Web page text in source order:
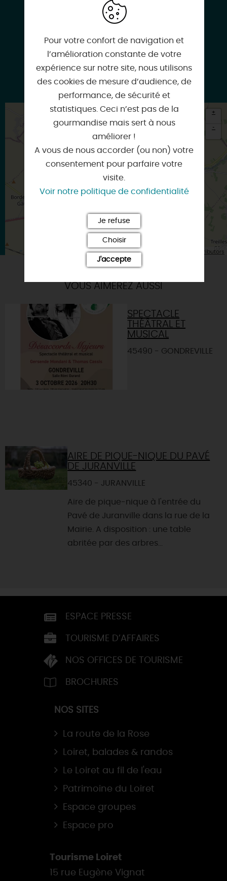
Facebook
Itinéraire vers
SCEAUX-DU-GÂTINAIS
+
-
Leaflet| Map data © OpenStreetMap contributors
VOUS AIMEREZ AUSSI
SPECTACLE
THÉÂTRAL ET
MUSICAL
45490 - GONDREVILLE
AIRE DE PIQUE-NIQUE DU PAVÉ
DE JURANVILLE
45340 - JURANVILLE
Aire de pique-nique à l'entrée du
Pavé de Juranville dans la rue de la
Mairie. A disposition : une table
abritée par des arbres...
ESPACE PRESSE
TOURISME D’AFFAIRES
NOS OFFICES DE TOURISME
BROCHURES
NOS SITES
La route de la Rose
Loiret, balades & randos
Le Loiret au fil de l'eau
Patrimoine du Loiret
Espace groupes
Espace pro
Tourisme Loiret
15 rue Eugène Vignat
Pour votre confort de navigation et
l’amélioration constante de votre
expérience sur notre site, nous utilisons
des cookies de mesure d’audience, de
performance, de sécurité et
statistiques. Ceci n’est pas de la
gourmandise mais sert à nous
améliorer !
A vous de nous accorder (ou non) votre
consentement pour parfaire votre
visite.
Voir notre politique de confidentialité
Je refuse
Choisir
J'accepte